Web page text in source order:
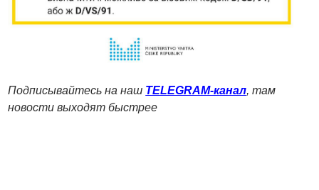
Подписывайтесь на наш TELEGRAM-канал, там
новости выходят быстрее